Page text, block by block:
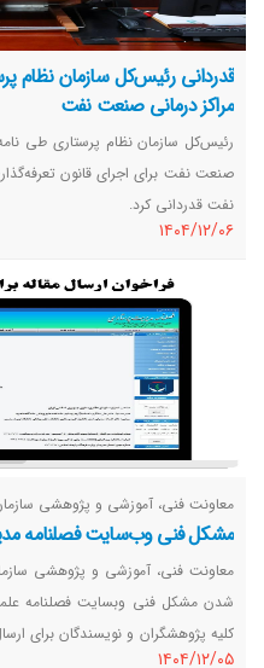
قدردانی رئیس‌کل سازمان نظام
مراکز درمانی صنعت نفت
رئیس‌کل سازمان نظام پرستاری طی
صنعت نفت برای اجرای قانون
نفت قدردانی کرد.
١٤٠٤/١٢/٠٦
معاونت فنی، آموزشی و پژوهشی
مشکل فنی وب‌سایت فصلنامه
معاونت فنی، آموزشی و پژوهشی
شدن مشکل فنی وبسایت فصلنامه
کلیه پژوهشگران و نویسندگان برای
١٤٠٤/١٢/٠٥